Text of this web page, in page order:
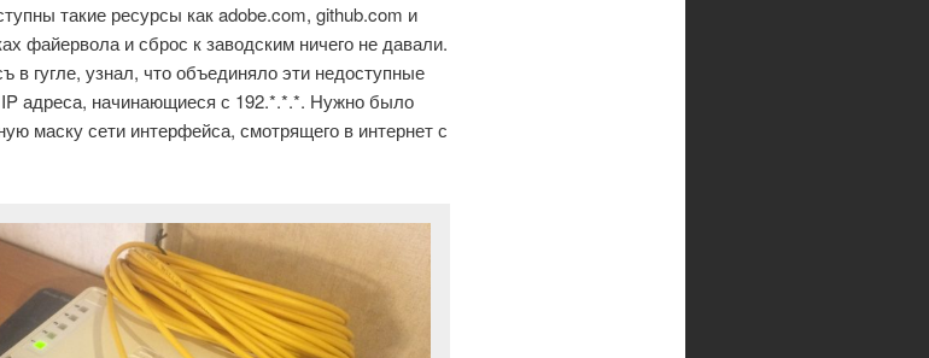
такие ресурсы как adobe.com, github.com и
файервола и сброс к заводским ничего не давали.
гугле, узнал, что объединяло эти недоступные
адреса, начинающиеся с 192.*.*.*. Нужно было
маску сети интерфейса, смотрящего в интернет с